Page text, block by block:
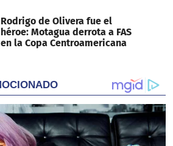
Rodrigo de Olivera fue el
héroe: Motagua derrota a FAS
en la Copa Centroamericana